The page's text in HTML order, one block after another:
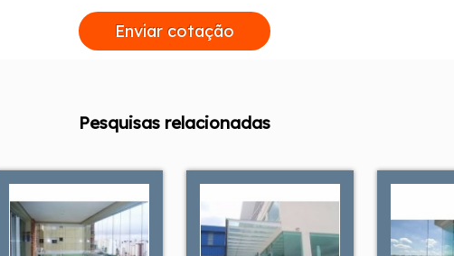
Enviar cotação
Pesquisas relacionadas